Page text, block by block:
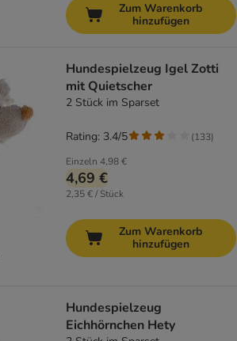
Zum Warenkorb
hinzufügen
Hundespielzeug Igel Zotti
mit Quietscher
2 Stück im Sparset
Einzeln 4,98 €
4,69 €
2,35 € / Stück
Rating: 3.4/5 (133)
Zum Warenkorb
hinzufügen
Hundespielzeug
Eichhörnchen Hety